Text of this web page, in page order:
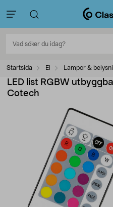
Startsida El Lampor &
LED list RGBW
Cotech